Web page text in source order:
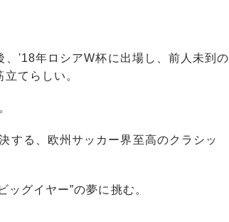
'18年ロシアW杯に出場し、前人未到の
てらしい。
する、欧州サッカー界至高のクラシッ
グイヤー”の夢に挑む。